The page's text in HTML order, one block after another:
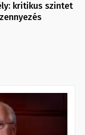
kritikus szintet